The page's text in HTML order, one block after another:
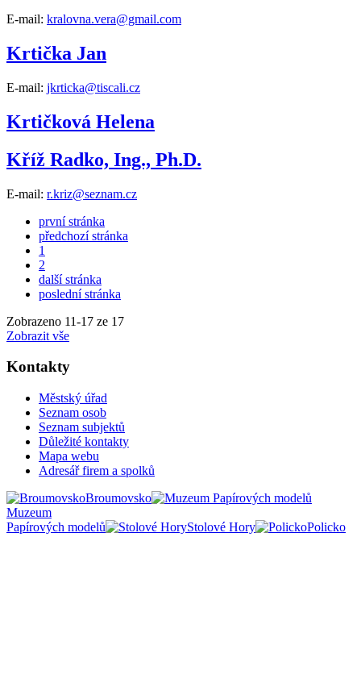
E-mail: kralovna.vera@gmail.com
Krtička Jan
E-mail: jkrticka@tiscali.cz
Krtičková Helena
Kříž Radko, Ing., Ph.D.
E-mail: r.kriz@seznam.cz
první stránka
předchozí stránka
1
2
další stránka
poslední stránka
Zobrazeno 11-17 ze 17
Zobrazit vše
Kontakty
Městský úřad
Seznam osob
Seznam subjektů
Důležité kontakty
Mapa webu
Adresář firem a spolků
Broumovsko
Muzeum
Papírových modelů
Stolové Hory Policko